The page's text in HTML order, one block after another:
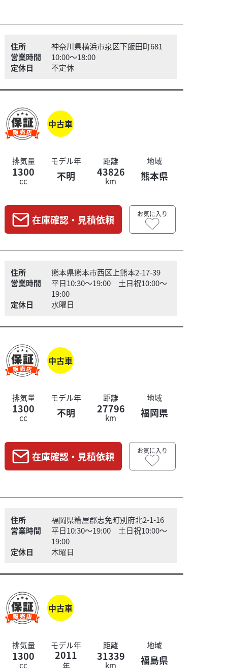
住所
神奈川県横浜市泉区下飯田町681
営業時間
10:00〜18:00
定休日
不定休
中古車
排気量
1300
cc
モデル年
不明
距離
43826
km
地域
熊本県
在庫確認・見積依頼 お気に入り
住所
熊本県熊本市西区上熊本2-17-39
営業時間
平日10:30～19:00 土日祝10:00～
19:00
定休日
水曜日
中古車
排気量
1300
cc
モデル年
不明
距離
27796
km
地域
福岡県
在庫確認・見積依頼 お気に入り
住所
福岡県糟屋郡志免町別府北2-1-16
営業時間
平日10:30～19:00 土日祝10:00～
19:00
定休日
木曜日
中古車
排気量
1300
cc
モデル年
2011
年
距離
31339
km
地域
福島県